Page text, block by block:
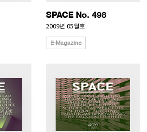
SPACE No. 498
2009년 05월호
E-Magazine